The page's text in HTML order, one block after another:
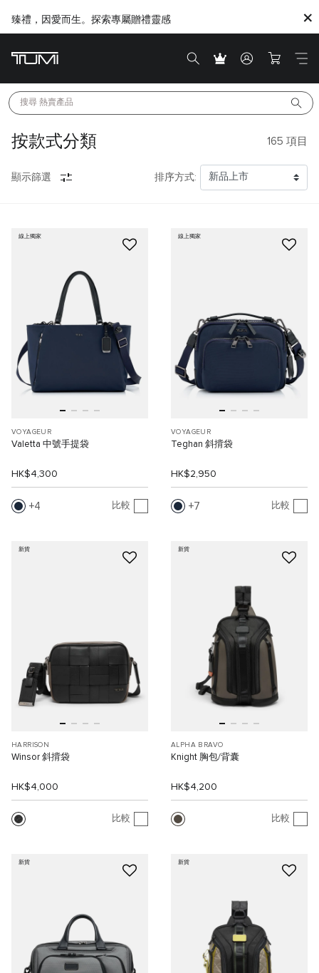
臻禮，因愛而生。探索專屬贈禮靈感
搜尋 熱賣產品
按款式分類 165 項目
顯示篩選 排序方式:
線上獨家
VOYAGEUR
Valetta 中號手提袋
HK$4,300
4 比較
線上獨家
VOYAGEUR
Teghan 斜揹袋
HK$2,950
7 比較
新貨
HARRISON
Winsor 斜揹袋
HK$4,000
比較
新貨
ALPHA BRAVO
Knight 胸包/背囊
HK$4,200
比較
新貨 新貨